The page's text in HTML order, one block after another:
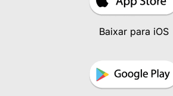
Baixar para iOS